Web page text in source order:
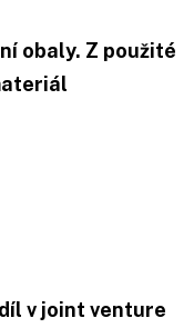
obaly. Z použité
v joint venture